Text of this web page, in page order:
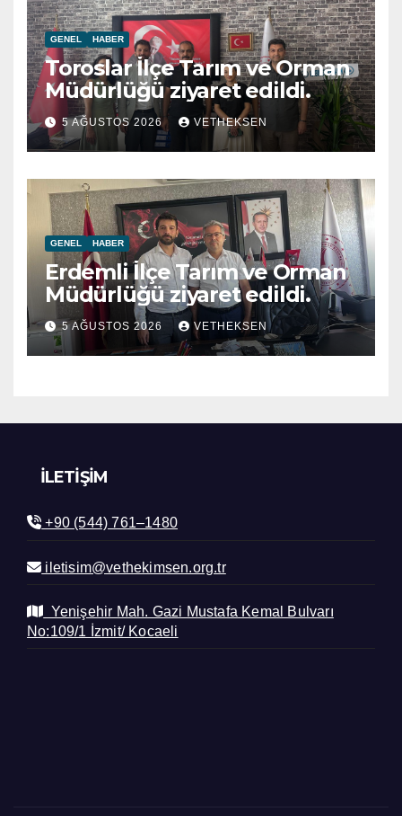
GENEL HABER
Toroslar İlçe Tarım ve Orman
Müdürlüğü ziyaret edildi.
5 AĞUSTOS 2026 VETHEKSEN
GENEL HABER
Erdemli İlçe Tarım ve Orman
Müdürlüğü ziyaret edildi.
5 AĞUSTOS 2026 VETHEKSEN
İLETIŞIM
+90 (544) 761–1480
iletisim@vethekimsen.org.tr
Yenişehir Mah. Gazi Mustafa Kemal Bulvarı
No:109/1 İzmit/ Kocaeli